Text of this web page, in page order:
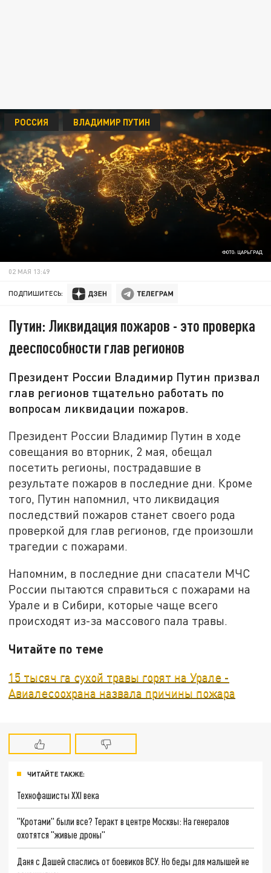
ФОТО: ЦАРЬГРАД
РОССИЯ ВЛАДИМИР ПУТИН
02 МАЯ 13:49
ПОДПИШИТЕСЬ:
Путин: Ликвидация пожаров - это проверка
дееспособности глав регионов
Президент России Владимир Путин призвал
глав регионов тщательно работать по
вопросам ликвидации пожаров.
Президент России Владимир Путин в ходе
совещания во вторник, 2 мая, обещал
посетить регионы, пострадавшие в
результате пожаров в последние дни. Кроме
того, Путин напомнил, что ликвидация
последствий пожаров станет своего рода
проверкой для глав регионов, где произошли
трагедии с пожарами.
Напомним, в последние дни спасатели МЧС
России пытаются справиться с пожарами на
Урале и в Сибири, которые чаще всего
происходят из-за массового пала травы.
Читайте по теме
15 тысяч га сухой травы горят на Урале -
Авиалесоохрана назвала причины пожара
ЧИТАЙТЕ ТАКЖЕ:
Технофашисты XXI века
"Кротами" были все? Теракт в центре Москвы: На генералов
охотятся "живые дроны"
Даня с Дашей спаслись от боевиков ВСУ. Но беды для малышей не